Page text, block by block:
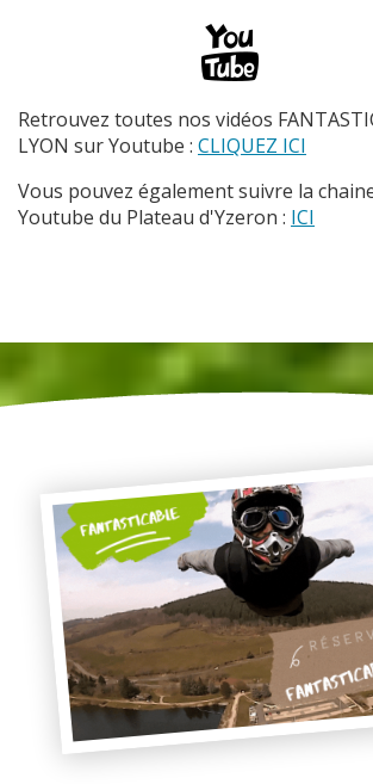
Retrouvez toutes nos vidéos
LYON sur Youtube : CLIQUEZ ICI
Vous pouvez également suivre la
Youtube du Plateau d'Yzeron : ICI